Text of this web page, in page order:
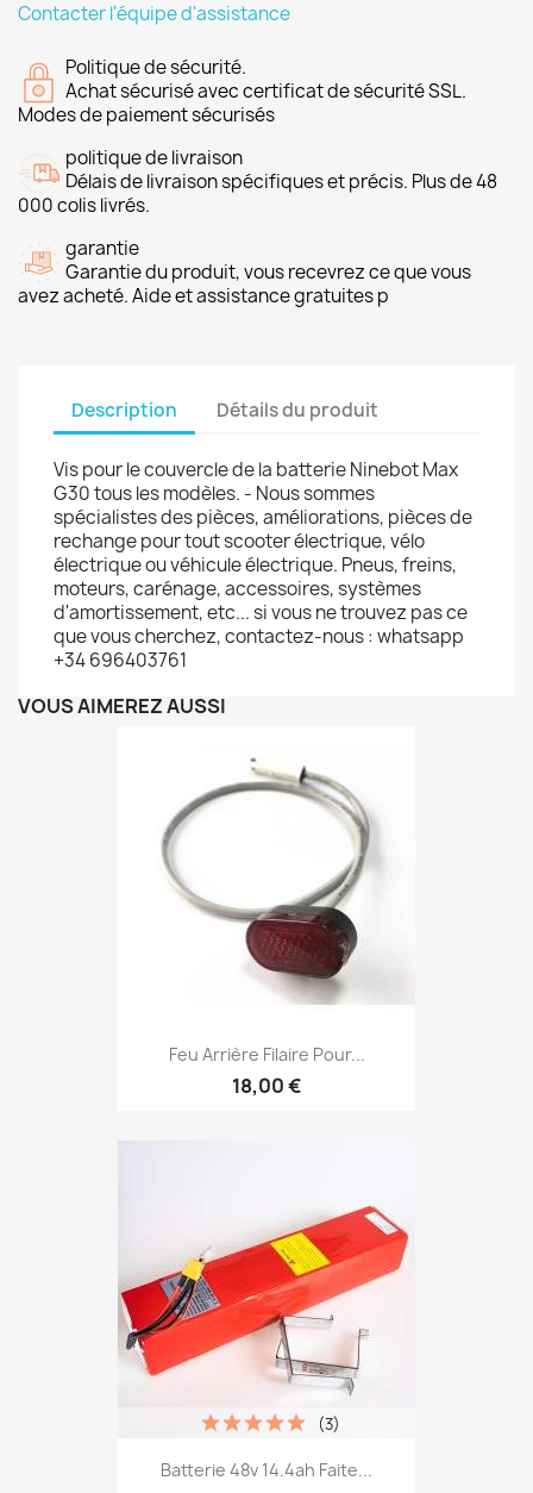
Contacter l'équipe d'assistance
Politique de sécurité.
Achat sécurisé avec certificat de sécurité SSL.
Modes de paiement sécurisés
politique de livraison
Délais de livraison spécifiques et précis. Plus de 48
000 colis livrés.
garantie
Garantie du produit, vous recevrez ce que vous
avez acheté. Aide et assistance gratuites p
Description Détails du produit
Vis pour le couvercle de la batterie Ninebot Max
G30 tous les modèles. - Nous sommes
spécialistes des pièces, améliorations, pièces de
rechange pour tout scooter électrique, vélo
électrique ou véhicule électrique. Pneus, freins,
moteurs, carénage, accessoires, systèmes
d'amortissement, etc... si vous ne trouvez pas ce
que vous cherchez, contactez-nous : whatsapp
+34 696403761
VOUS AIMEREZ AUSSI
Feu Arrière Filaire Pour...
18,00 €
Batterie 48v 14.4ah Faite...
(3)